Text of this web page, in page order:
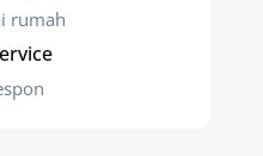
rumah